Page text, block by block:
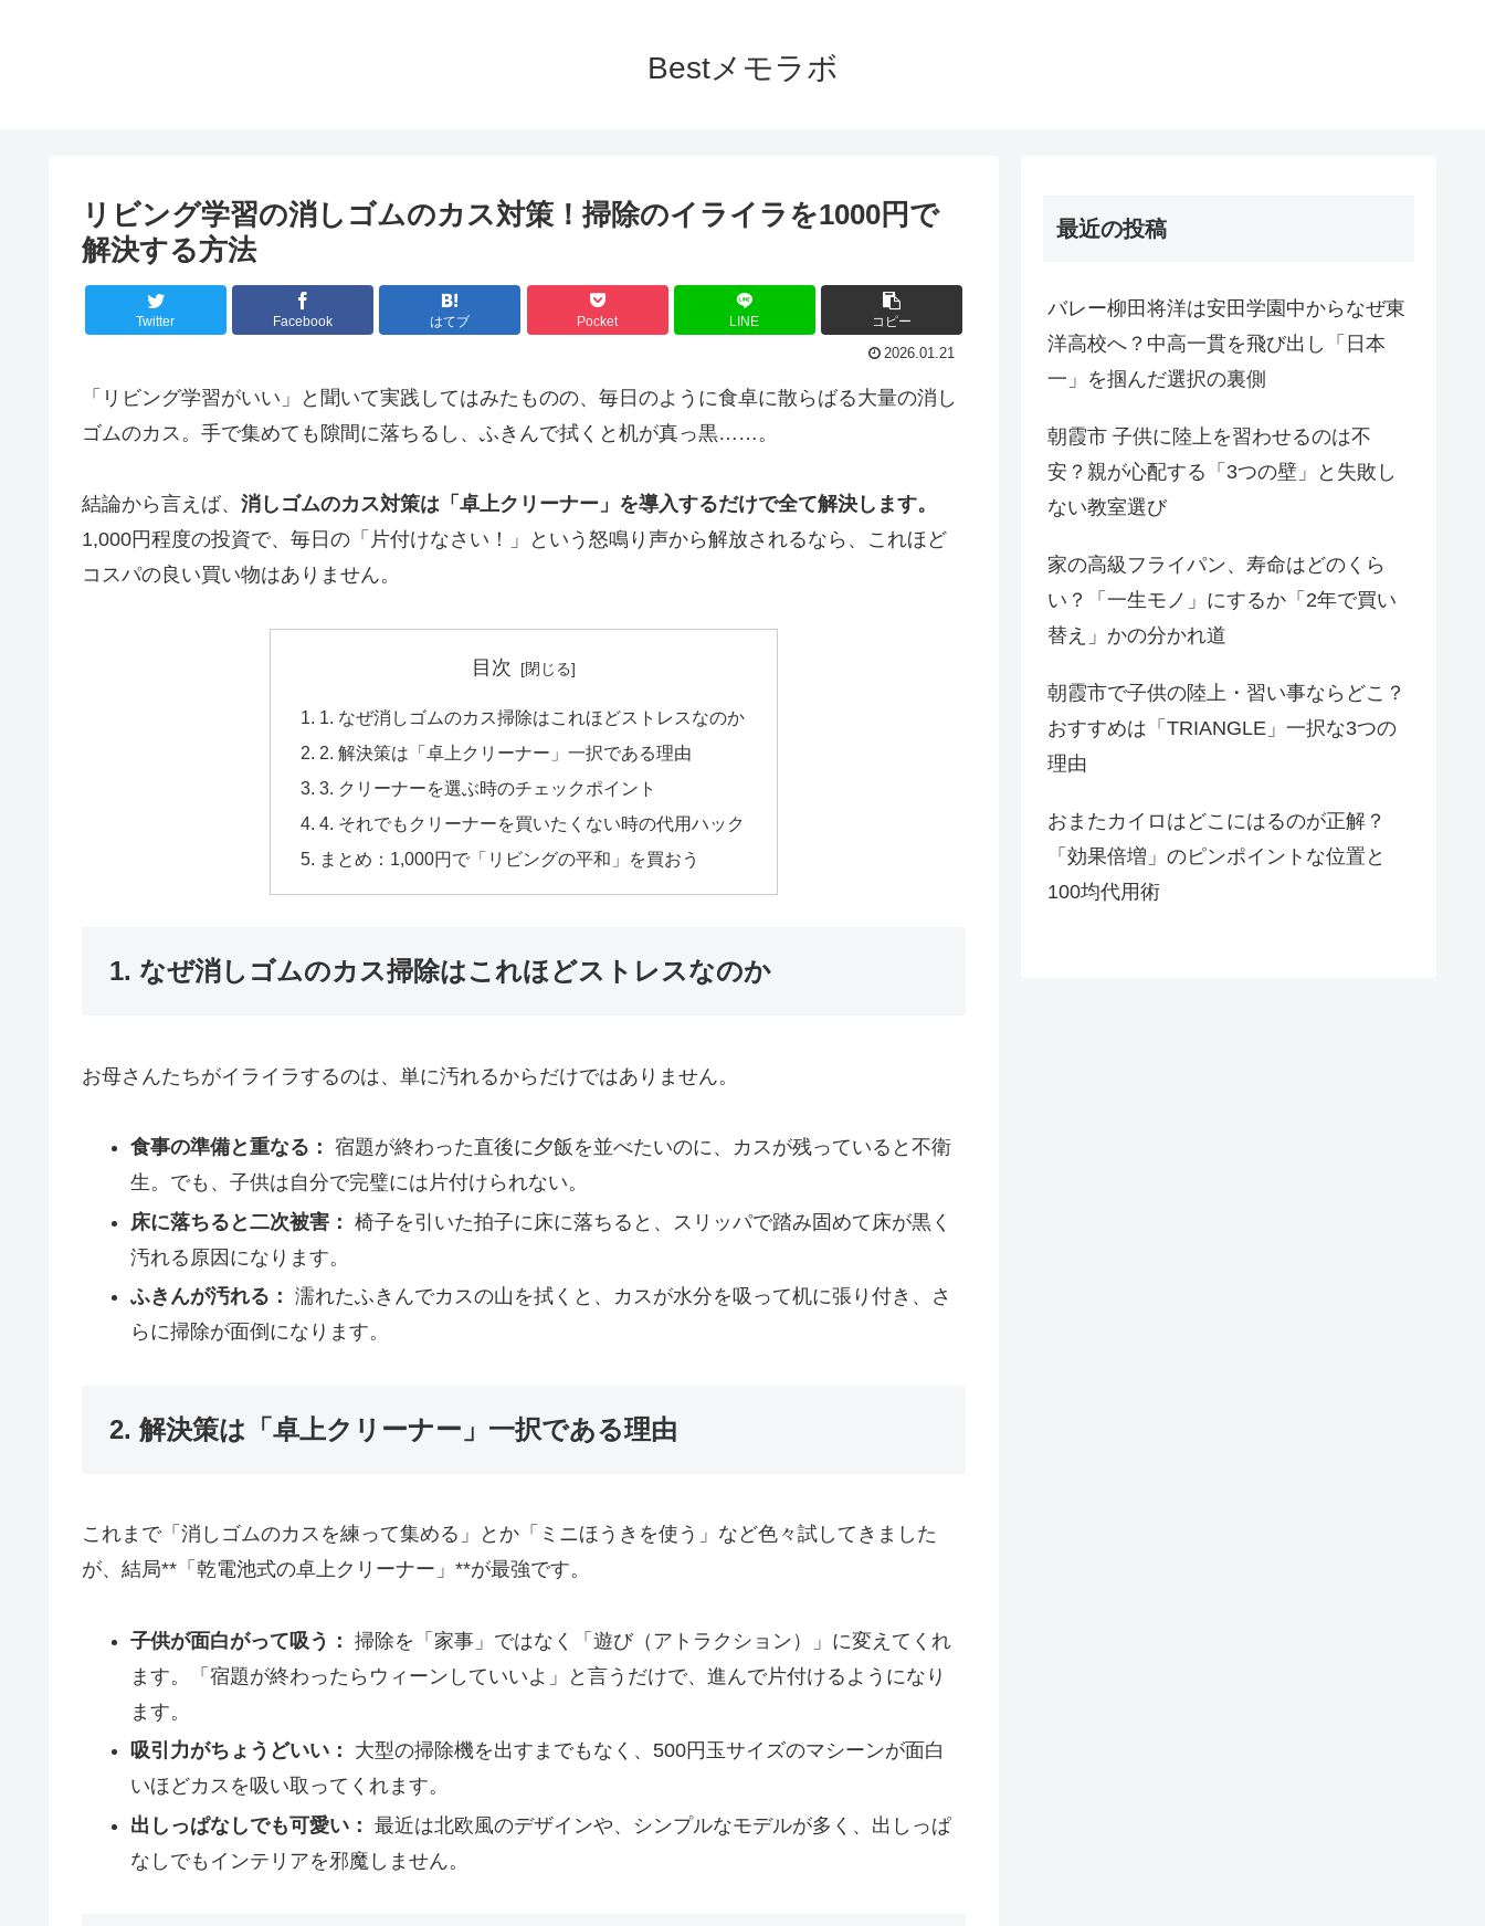
Bestメモラボ
リビング学習の消しゴムのカス対策！掃除のイライラを1000円で
解決する方法
Twitter Facebook はてブ Pocket LINE コピー
2026.01.21
「リビング学習がいい」と聞いて実践してはみたものの、毎日のように食卓に散らばる大量の消し
ゴムのカス。手で集めても隙間に落ちるし、ふきんで拭くと机が真っ黒……。
結論から言えば、 消しゴムのカス対策は「卓上クリーナー」を導入するだけで全て解決します。
1,000円程度の投資で、毎日の「片付けなさい！」という怒鳴り声から解放されるなら、これほど
コスパの良い買い物はありません。
目次
1. なぜ消しゴムのカス掃除はこれほどストレスなのか
2. 解決策は「卓上クリーナー」一択である理由
3. クリーナーを選ぶ時のチェックポイント
4. それでもクリーナーを買いたくない時の代用ハック
まとめ：1,000円で「リビングの平和」を買おう
1. なぜ消しゴムのカス掃除はこれほどストレスなのか
お母さんたちがイライラするのは、単に汚れるからだけではありません。
食事の準備と重なる： 宿題が終わった直後に夕飯を並べたいのに、カスが残っていると不衛
生。でも、子供は自分で完璧には片付けられない。
床に落ちると二次被害： 椅子を引いた拍子に床に落ちると、スリッパで踏み固めて床が黒く
汚れる原因になります。
ふきんが汚れる： 濡れたふきんでカスの山を拭くと、カスが水分を吸って机に張り付き、さ
らに掃除が面倒になります。
2. 解決策は「卓上クリーナー」一択である理由
これまで「消しゴムのカスを練って集める」とか「ミニほうきを使う」など色々試してきました
が、結局**「乾電池式の卓上クリーナー」**が最強です。
子供が面白がって吸う： 掃除を「家事」ではなく「遊び（アトラクション）」に変えてくれ
ます。「宿題が終わったらウィーンしていいよ」と言うだけで、進んで片付けるようになり
ます。
吸引力がちょうどいい：
大型の掃除機を出すまでもなく、500円玉サイズのマシーンが面白
いほどカスを吸い取ってくれます。
出しっぱなしでも可愛い： 最近は北欧風のデザインや、シンプルなモデルが多く、出しっぱ
なしでもインテリアを邪魔しません。
最近の投稿
バレー柳田将洋は安田学園中からなぜ東
洋高校へ？中高一貫を飛び出し「日本
一」を掴んだ選択の裏側
朝霞市 子供に陸上を習わせるのは不
安？親が心配する「3つの壁」と失敗し
ない教室選び
家の高級フライパン、寿命はどのくら
い？「一生モノ」にするか「2年で買い
替え」かの分かれ道
朝霞市で子供の陸上・習い事ならどこ？
おすすめは「TRIANGLE」一択な3つの
理由
おまたカイロはどこにはるのが正解？
「効果倍増」のピンポイントな位置と
100均代用術